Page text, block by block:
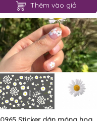
Thêm vào giỏ